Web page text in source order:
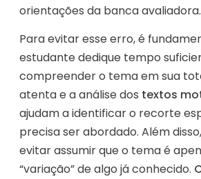
orientações da banca avaliadora.
Para evitar esse erro, é
estudante dedique tempo
compreender o tema em sua
atenta e a análise dos textos
ajudam a identificar o recorte
precisa ser abordado. Além
evitar assumir que o tema é
“variação” de algo já conhecido.